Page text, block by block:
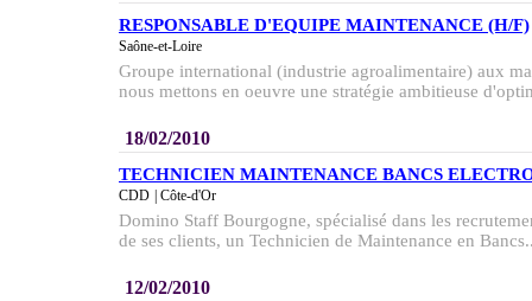
RESPONSABLE D'EQUIPE MAINTENANCE (H/F)
Saône-et-Loire
Groupe international (industrie agroalimentaire) aux
nous mettons en oeuvre une stratégie ambitieuse
18/02/2010
TECHNICIEN MAINTENANCE BANCS
CDD | Côte-d'Or
Domino Staff Bourgogne, spécialisé dans les
de ses clients, un Technicien de Maintenance en
12/02/2010